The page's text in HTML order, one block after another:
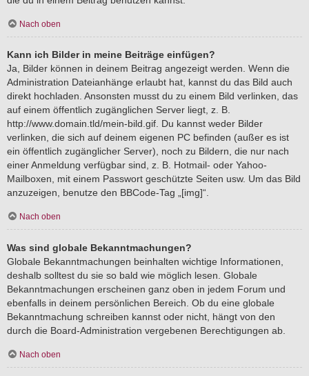
Nach oben
Kann ich Bilder in meine Beiträge einfügen?
Ja, Bilder können in deinem Beitrag angezeigt werden. Wenn die
Administration Dateianhänge erlaubt hat, kannst du das Bild auch
direkt hochladen. Ansonsten musst du zu einem Bild verlinken, das
auf einem öffentlich zugänglichen Server liegt, z. B.
http://www.domain.tld/mein-bild.gif. Du kannst weder Bilder
verlinken, die sich auf deinem eigenen PC befinden (außer es ist
ein öffentlich zugänglicher Server), noch zu Bildern, die nur nach
einer Anmeldung verfügbar sind, z. B. Hotmail- oder Yahoo-
Mailboxen, mit einem Passwort geschützte Seiten usw. Um das Bild
anzuzeigen, benutze den BBCode-Tag „[img]“.
Nach oben
Was sind globale Bekanntmachungen?
Globale Bekanntmachungen beinhalten wichtige Informationen,
deshalb solltest du sie so bald wie möglich lesen. Globale
Bekanntmachungen erscheinen ganz oben in jedem Forum und
ebenfalls in deinem persönlichen Bereich. Ob du eine globale
Bekanntmachung schreiben kannst oder nicht, hängt von den
durch die Board-Administration vergebenen Berechtigungen ab.
Nach oben